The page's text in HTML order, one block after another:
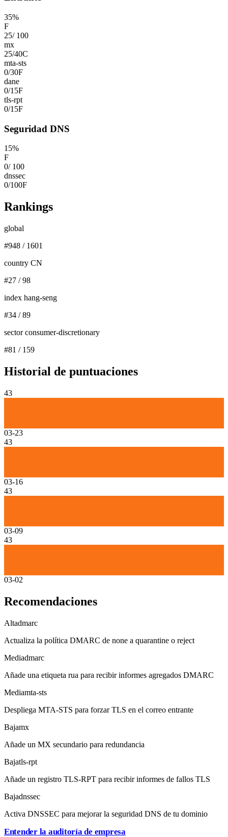
35%
F
25/ 100
mx
25/40C
mta-sts
0/30F
dane
0/15F
tls-rpt
0/15F
Seguridad DNS
15%
F
0/ 100
dnssec
0/100F
Rankings
global
#948 / 1601
country CN
#27 /98
index hang-seng
#34 /89
sector consumer-discretionary
#81 / 159
Historial de puntuaciones
43
03-23
43
03-16
43
03-09
43
03-02
Recomendaciones
Altadmarc
Actualiza la política DMARC de none a quarantine o reject
Mediadmarc
Añade una etiqueta rua para recibir informes agregados DMARC
Mediamta-sts
Despliega MTA-STS para forzar TLS en el correo entrante
Bajamx
Añade un MX secundario para redundancia
Bajatls-rpt
Añade un registro TLS-RPT para recibir informes de fallos TLS
Bajadnssec
Activa DNSSEC para mejorar la seguridad DNS de tu dominio
Entender la auditoría de empresa